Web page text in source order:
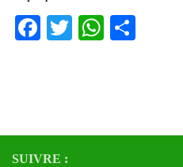
Facebook
Twitter
SUIVRE :